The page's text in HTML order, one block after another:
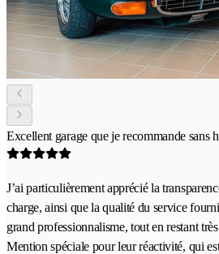
Excellent garage que je recommande sans
J’ai particulièrement apprécié la
charge, ainsi que la qualité du service
grand professionnalisme, tout en restant
Mention spéciale pour leur réactivité, qui